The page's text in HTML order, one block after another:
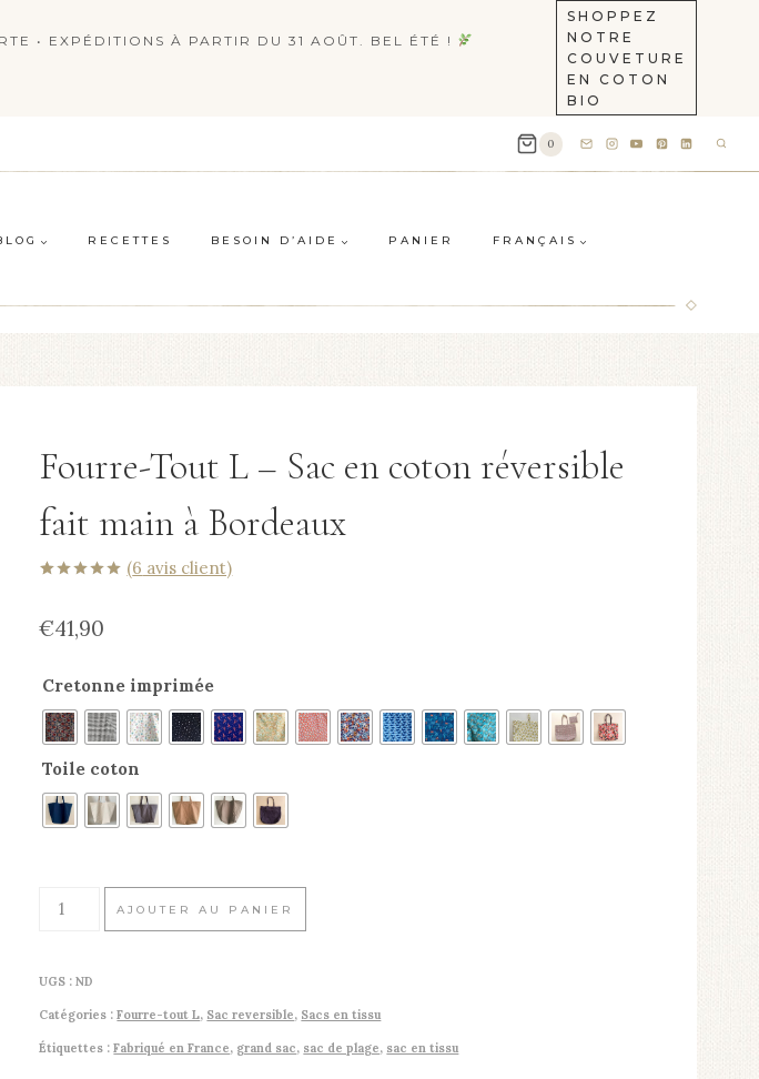
• EXPÉDITIONS À PARTIR DU 31 AOÛT. BEL ÉTÉ !
SHOPPEZ
NOTRE
COUVETURE
EN COTON
BIO
0
RECETTES BESOIN D’AIDE PANIER FRANÇAIS
Fourre-Tout L – Sac en coton réversible
fait main à Bordeaux
sur
notations
(6 avis client)
€41,90
Cretonne imprimée
Toile coton
quantité
AJOUTER AU PANIER
UGS :ND
Catégories :Fourre-tout L, Sac reversible, Sacs en tissu
Étiquettes :Fabriqué en France, grand sac, sac de plage, sac en tissu